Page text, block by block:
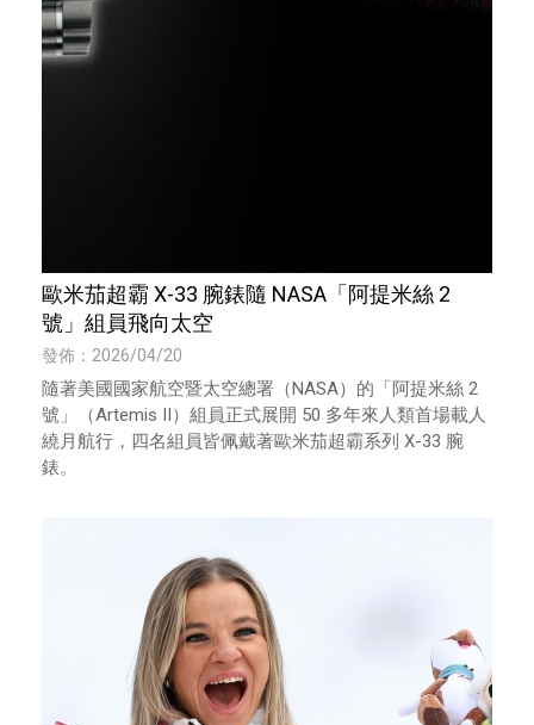
歐米茄超霸 X-33 腕錶隨 NASA「阿提米絲 2
號」組員飛向太空
發佈：2026/04/20
隨著美國國家航空暨太空總署（NASA）的「阿提米絲 2
號」（Artemis II）組員正式展開 50 多年來人類首場載人
繞月航行，四名組員皆佩戴著歐米茄超霸系列 X-33 腕
錶。